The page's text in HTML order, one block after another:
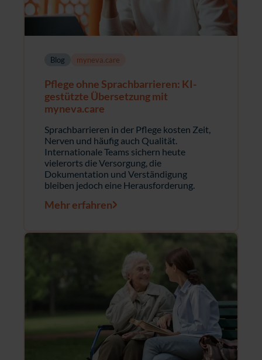
Blog myneva.care
Pflege ohne Sprachbarrieren: KI-
gestützte Übersetzung mit
myneva.care
Sprachbarrieren in der Pflege kosten Zeit,
Nerven und häufig auch Qualität.
Internationale Teams sichern heute
vielerorts die Versorgung, die
Dokumentation und Verständigung
bleiben jedoch eine Herausforderung.
Mehr erfahren